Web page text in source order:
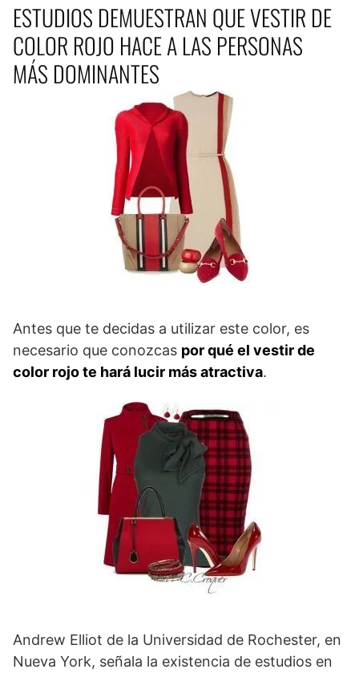
ESTUDIOS DEMUESTRAN QUE VESTIR DE
COLOR ROJO HACE A LAS PERSONAS
MÁS DOMINANTES
Antes que te decidas a utilizar este color, es
necesario que conozcas por qué el vestir de
color rojo te hará lucir más atractiva.
Andrew Elliot de la Universidad de Rochester, en
Nueva York, señala la existencia de estudios en